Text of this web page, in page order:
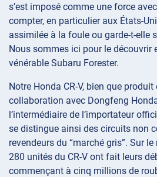
s’est imposé comme une force
compter, en particulier aux États-
assimilée à la foule ou garde-t-elle
Nous sommes ici pour le découvrir
vénérable Subaru Forester.
Notre Honda CR-V, bien que produit
collaboration avec Dongfeng
l’intermédiaire de l’importateur
se distingue ainsi des circuits non
revendeurs du “marché gris”. Sur
280 unités du CR-V ont fait leurs
commençant à cinq millions de